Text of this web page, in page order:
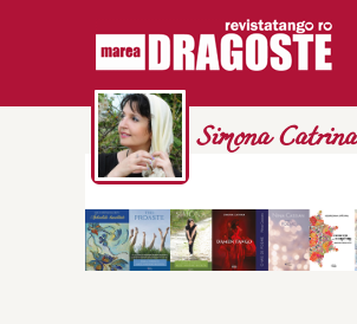
Simona Catrina